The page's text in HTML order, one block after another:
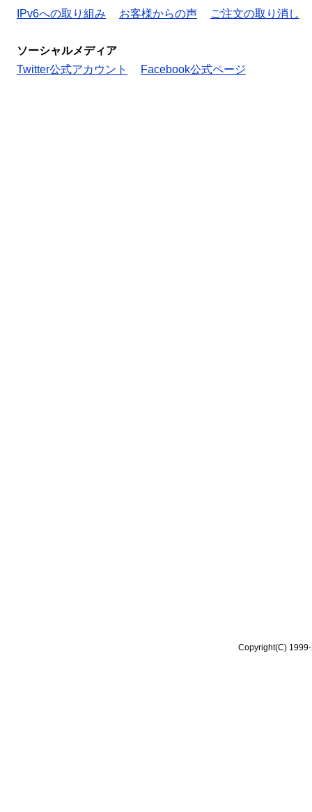
IPv6への取り組み
お客様からの声 ご注文の取り消し
ソーシャルメディア
Twitter公式アカウント
Facebook公式ページ
Copyright(C)